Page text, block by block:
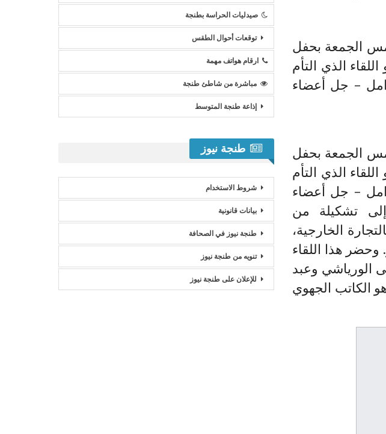
الجمعة بحفل
الذي التأم
– جل أعضاء
الجمعة بحفل
الذي التأم
– جل أعضاء
إلى تشكيلة من
الخارجية،
وحضر هذا اللقاء
الورياشي وعبد
الكاتب الجهوي
صيدليات الحراسة بطنجة
توقعات أحوال الطقس
ارقام هواتف مهمة
مباشرة من شاطئ طنجة
إذاعة طنجة المتوسط
طنجة نيوز
شروط الاستخدام
بيانات قانونية
طنجة نيوز في الصحافة
تنويه من طنجة نيوز
للإعلان على طنجة نيوز